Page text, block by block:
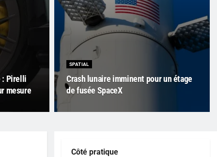
: Pirelli
mesure
SPATIAL
Crash lunaire imminent pour un étage
de fusée SpaceX
Côté pratique